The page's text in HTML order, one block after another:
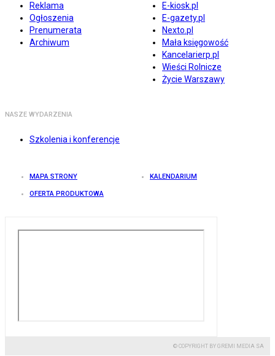
Reklama
Ogłoszenia
Prenumerata
Archiwum
E-kiosk.pl
E-gazety.pl
Nexto.pl
Mała księgowość
Kancelarierp.pl
Wieści Rolnicze
Życie Warszawy
NASZE WYDARZENIA
Szkolenia i konferencje
MAPA STRONY KALENDARIUM
OFERTA PRODUKTOWA
© COPYRIGHT BY GREMI MEDIA SA